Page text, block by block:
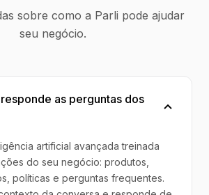
sobre como a Parli pode ajudar
seu negócio.
as perguntas dos
artificial avançada treinada
do seu negócio: produtos,
políticas e perguntas frequentes.